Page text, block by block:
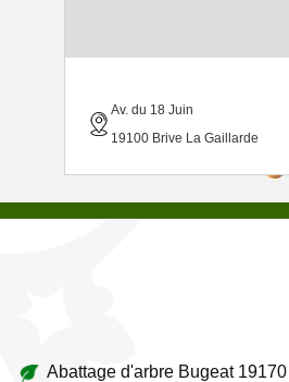
Av. du 18 Juin
19100 Brive La Gaillarde
Abattage d'arbre Bugeat 19170